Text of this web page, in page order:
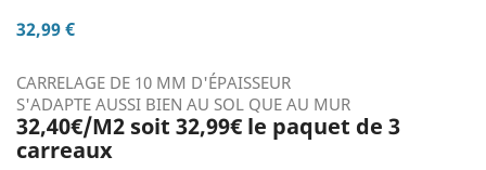
32,99 €
CARRELAGE DE 10 MM D'ÉPAISSEUR
S'ADAPTE AUSSI BIEN AU SOL QUE AU MUR
32,40€/M2 soit 32,99€ le paquet de 3
carreaux